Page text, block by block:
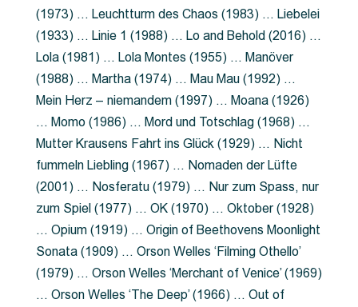
(1973) … Leuchtturm des Chaos (1983) … Liebelei
(1933) … Linie 1 (1988) … Lo and Behold (2016) …
Lola (1981) … Lola Montes (1955) … Manöver
(1988) … Martha (1974) … Mau Mau (1992) …
Mein Herz – niemandem (1997) … Moana (1926)
… Momo (1986) … Mord und Totschlag (1968) …
Mutter Krausens Fahrt ins Glück (1929) … Nicht
fummeln Liebling (1967) … Nomaden der Lüfte
(2001) … Nosferatu (1979) … Nur zum Spass, nur
zum Spiel (1977) … OK (1970) … Oktober (1928)
… Opium (1919) … Origin of Beethovens Moonlight
Sonata (1909) … Orson Welles ‘Filming Othello’
(1979) … Orson Welles ‘Merchant of Venice’ (1969)
… Orson Welles ‘The Deep’ (1966) … Out of